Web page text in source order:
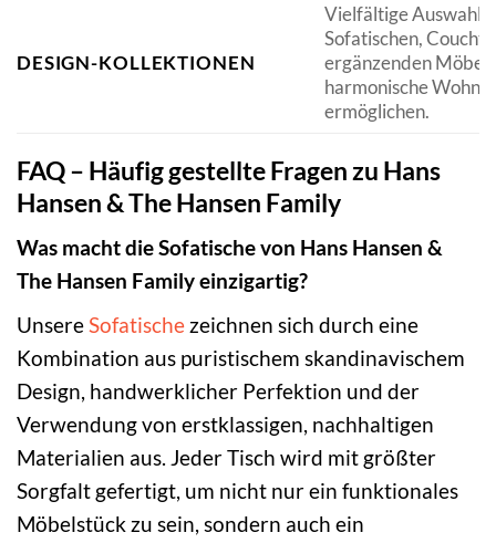
DESIGN-KOLLEKTIONEN
Vielfältige Auswahl
Sofatischen,
ergänzenden
harmonische
ermöglichen.
FAQ – Häufig gestellte Fragen zu Hans
Hansen & The Hansen Family
Was macht die Sofatische von Hans Hansen &
The Hansen Family einzigartig?
UnsereSofatische zeichnen sich durch eine
Kombination aus puristischem skandinavischem
Design, handwerklicher Perfektion und der
Verwendung von erstklassigen, nachhaltigen
Materialien aus. Jeder Tisch wird mit größter
Sorgfalt gefertigt, um nicht nur ein funktionales
Möbelstück zu sein, sondern auch ein